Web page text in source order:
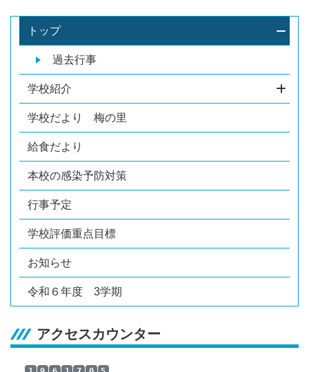
トップ
過去行事
学校紹介
学校だより 梅の里
給食だより
本校の感染予防対策
行事予定
学校評価重点目標
お知らせ
令和６年度 3学期
アクセスカウンター